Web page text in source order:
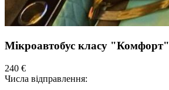
Мікроавтобус класу "Комфорт"
240 €
Числа відправлення: